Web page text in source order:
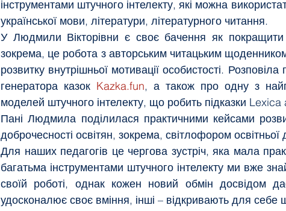
інструментами штучного інтелекту, які можна
української мови, літератури, літературного читання.
У Людмили Вікторівни є своє бачення як покращити
зокрема, це робота з авторським читацьким
розвитку внутрішньої мотивації особистості.
генератора казок Kazka.fun, а також про одну з
моделей штучного інтелекту, що робить підказки Lexica
Пані Людмила поділилася практичними кейсами
доброчесності освітян, зокрема, світлофором освітньої
Для наших педагогів це чергова зустріч, яка мала
багатьма інструментами штучного інтелекту ми вже
своїй роботі, однак кожен новий обмін досвідом
удосконалює своє вміння, інші – відкривають для себе